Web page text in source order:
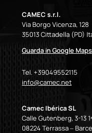
CAMEC s.r.l.
Via Borgo Vicenza, 128
35013 Cittadella (PD)
Guarda in Google Maps
Tel. +39049552115
info@camec.net
Camec Ibérica SL
Calle Gutenberg, 3-13
08224 Terrassa –